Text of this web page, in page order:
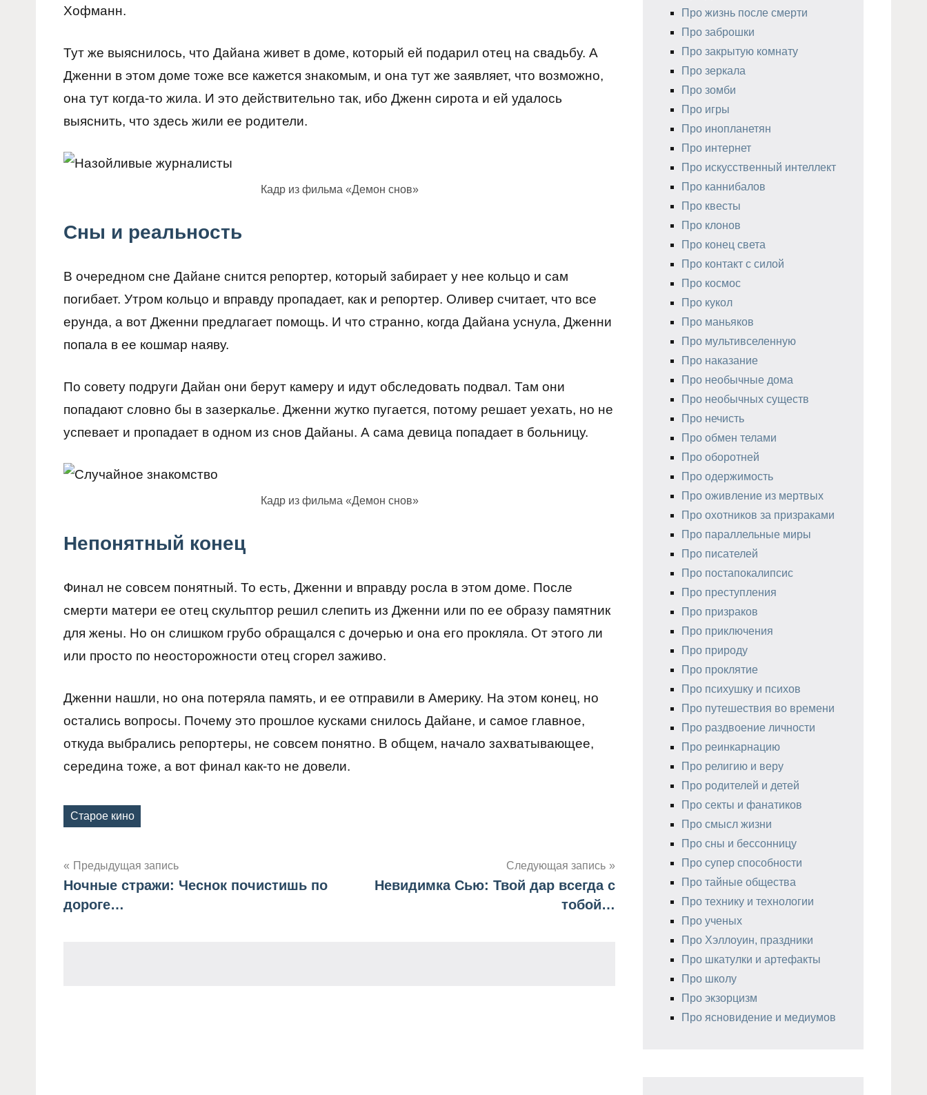
Хофманн.
Тут же выяснилось, что Дайана живет в доме, который ей подарил отец на свадьбу. А
Дженни в этом доме тоже все кажется знакомым, и она тут же заявляет, что возможно,
она тут когда-то жила. И это действительно так, ибо Дженн сирота и ей удалось
выяснить, что здесь жили ее родители.
Кадр из фильма «Демон снов»
Сны и реальность
В очередном сне Дайане снится репортер, который забирает у нее кольцо и сам
погибает. Утром кольцо и вправду пропадает, как и репортер. Оливер считает, что все
ерунда, а вот Дженни предлагает помощь. И что странно, когда Дайана уснула, Дженни
попала в ее кошмар наяву.
По совету подруги Дайан они берут камеру и идут обследовать подвал. Там они
попадают словно бы в зазеркалье. Дженни жутко пугается, потому решает уехать, но не
успевает и пропадает в одном из снов Дайаны. А сама девица попадает в больницу.
Кадр из фильма «Демон снов»
Непонятный конец
Финал не совсем понятный. То есть, Дженни и вправду росла в этом доме. После
смерти матери ее отец скульптор решил слепить из Дженни или по ее образу памятник
для жены. Но он слишком грубо обращался с дочерью и она его прокляла. От этого ли
или просто по неосторожности отец сгорел заживо.
Дженни нашли, но она потеряла память, и ее отправили в Америку. На этом конец, но
остались вопросы. Почему это прошлое кусками снилось Дайане, и самое главное,
откуда выбрались репортеры, не совсем понятно. В общем, начало захватывающее,
середина тоже, а вот финал как-то не довели.
Метки
Старое кино
Навигация
по
Предыдущая запись
Ночные стражи: Чеснок почистишь по
дороге…
Следующая запись
Невидимка Сью: Твой дар всегда с
тобой…
Про жизнь после смерти
Про заброшки
Про закрытую комнату
Про зеркала
Про зомби
Про игры
Про инопланетян
Про интернет
Про искусственный интеллект
Про каннибалов
Про квесты
Про клонов
Про конец света
Про контакт с силой
Про космос
Про кукол
Про маньяков
Про мультивселенную
Про наказание
Про необычные дома
Про необычных существ
Про нечисть
Про обмен телами
Про оборотней
Про одержимость
Про оживление из мертвых
Про охотников за призраками
Про параллельные миры
Про писателей
Про постапокалипсис
Про преступления
Про призраков
Про приключения
Про природу
Про проклятие
Про психушку и психов
Про путешествия во времени
Про раздвоение личности
Про реинкарнацию
Про религию и веру
Про родителей и детей
Про секты и фанатиков
Про смысл жизни
Про сны и бессонницу
Про супер способности
Про тайные общества
Про технику и технологии
Про ученых
Про Хэллоуин, праздники
Про шкатулки и артефакты
Про школу
Про экзорцизм
Про ясновидение и медиумов